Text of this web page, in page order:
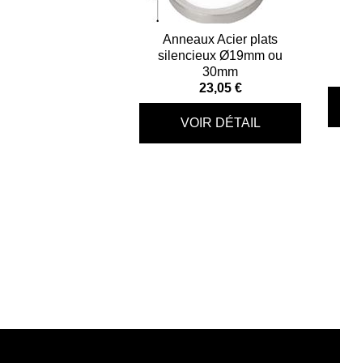
Anneaux Acier plats
silencieux Ø19mm ou
30mm
23,05 €